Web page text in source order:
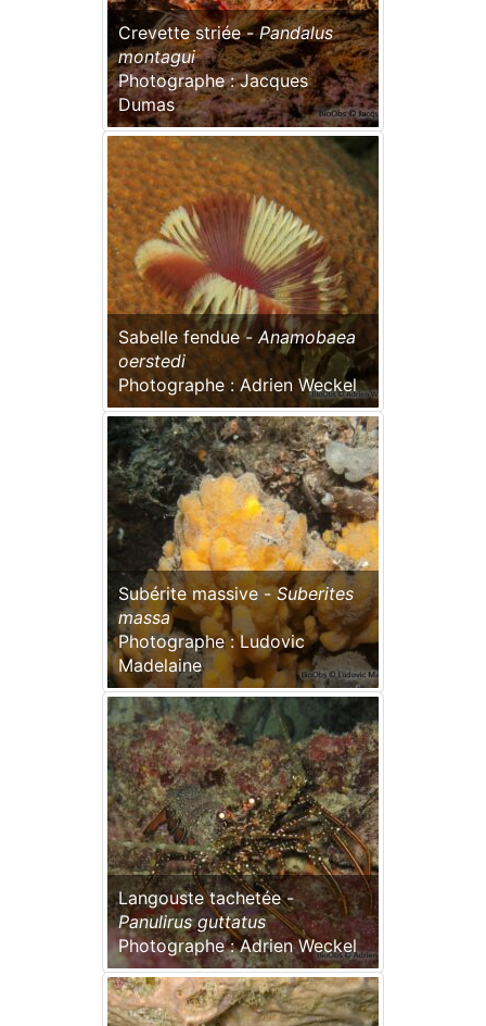
Crevette striée -Pandalus
montagui
Photographe : Jacques
Dumas
Sabelle fendue -Anamobaea
oerstedi
Photographe : Adrien Weckel
Subérite massive -Suberites
massa
Photographe : Ludovic
Madelaine
Langouste tachetée -
Panulirus guttatus
Photographe : Adrien Weckel